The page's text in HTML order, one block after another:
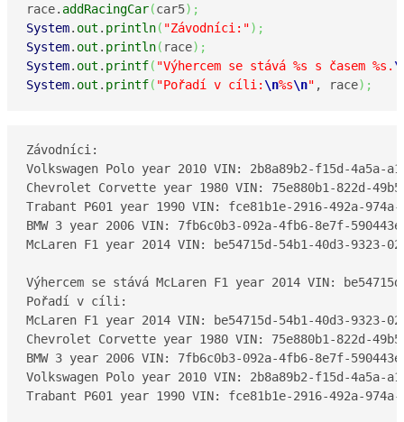
race. addRacingCar(car5) ;
System. out . println( "Závodníci:") ;
System. out . println( race) ;
System. out . printf( "Výhercem se stává %s s časem %s.
System. out . printf( "Pořadí v cíli: \n%s\n" , race) ;
Závodníci:
Volkswagen Polo year 2010 VIN: 2b8a89b2-f15d-4a5a-
Chevrolet Corvette year 1980 VIN: 75e880b1-822d-
Trabant P601 year 1990 VIN: fce81b1e-2916-492a-974a-
BMW 3 year 2006 VIN: 7fb6c0b3-092a-4fb6-8e7f-
McLaren F1 year 2014 VIN: be54715d-54b1-40d3-9323-
Výhercem se stává McLaren F1 year 2014 VIN:
Pořadí v cíli:
McLaren F1 year 2014 VIN: be54715d-54b1-40d3-
Chevrolet Corvette year 1980 VIN: 75e880b1-822d-
BMW 3 year 2006 VIN: 7fb6c0b3-092a-4fb6-8e7f-
Volkswagen Polo year 2010 VIN: 2b8a89b2-f15d-4a5a-
Trabant P601 year 1990 VIN: fce81b1e-2916-492a-